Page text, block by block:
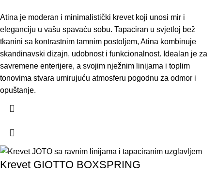
Atina je moderan i minimalistički krevet koji unosi mir i
eleganciju u vašu spavaću sobu. Tapaciran u svjetloj bež
tkanini sa kontrastnim tamnim postoljem, Atina kombinuje
skandinavski dizajn, udobnost i funkcionalnost. Idealan je za
savremene enterijere, a svojim nježnim linijama i toplim
tonovima stvara umirujuću atmosferu pogodnu za odmor i
opuštanje.
Krevet GIOTTO BOXSPRING